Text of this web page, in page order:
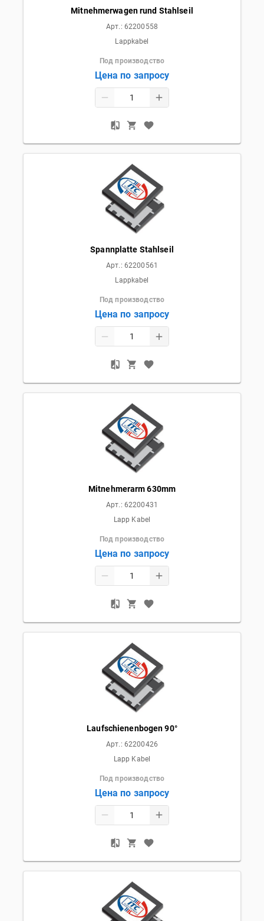
Mitnehmerwagen rund Stahlseil
Арт.: 62200558
Lappkabel
Под производство
Цена по запросу
Spannplatte Stahlseil
Арт.: 62200561
Lappkabel
Под производство
Цена по запросу
Mitnehmerarm 630mm
Арт.: 62200431
Lapp Kabel
Под производство
Цена по запросу
Laufschienenbogen 90°
Арт.: 62200426
Lapp Kabel
Под производство
Цена по запросу